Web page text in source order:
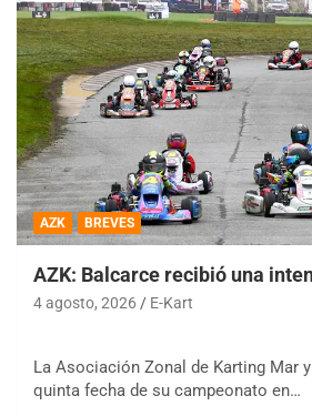
AZK BREVES
AZK: Balcarce recibió una
4 agosto, 2026 E-Kart
La Asociación Zonal de Karting Mar
quinta fecha de su campeonato en…